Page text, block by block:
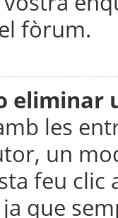
fòrum.
eliminar
les
un
feu clic
que